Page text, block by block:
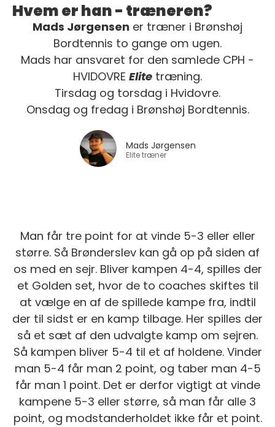
Hvem er han - træneren?
Mads Jørgensen er træner i Brønshøj
Bordtennis to gange om ugen.
Mads har ansvaret for den samlede CPH -
HVIDOVRE Elite træning.
Tirsdag og torsdag i Hvidovre.
Onsdag og fredag i Brønshøj Bordtennis.
Mads Jørgensen
Elite træner
Man får tre point for at vinde 5-3 eller eller
større. Så Brønderslev kan gå op på siden af
os med en sejr. Bliver kampen 4-4, spilles der
et Golden set, hvor de to coaches skiftes til
at vælge en af de spillede kampe fra, indtil
der til sidst er en kamp tilbage. Her spilles der
så et sæt af den udvalgte kamp om sejren.
Så kampen bliver 5-4 til et af holdene. Vinder
man 5-4 får man 2 point, og taber man 4-5
får man 1 point. Det er derfor vigtigt at vinde
kampene 5-3 eller større, så man får alle 3
point, og modstanderholdet ikke får et point.